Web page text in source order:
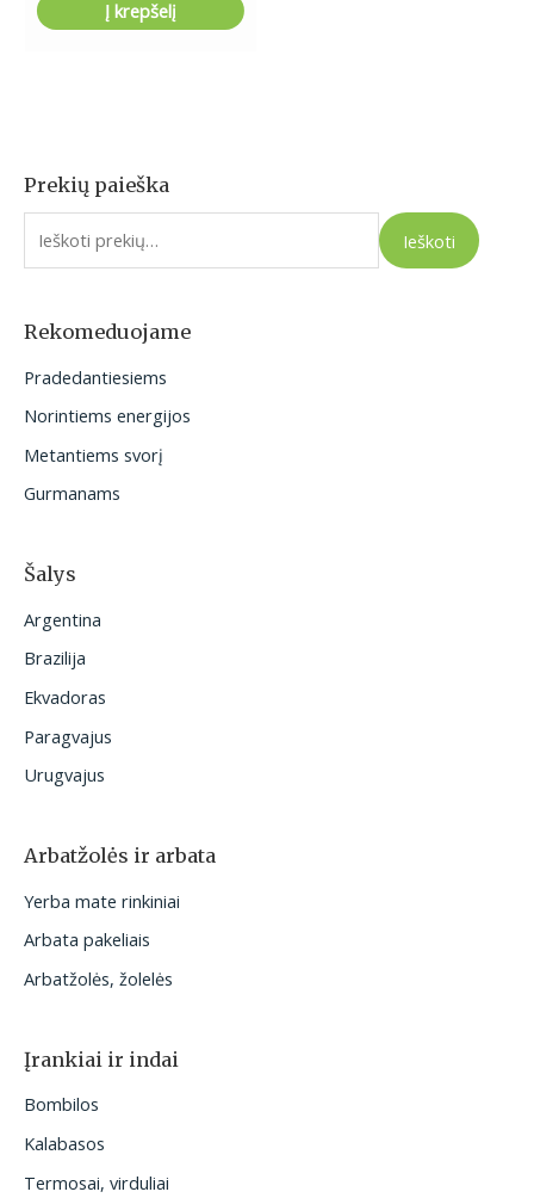
Prekių paieška
I
e
o
:
Ieškoti
Rekomeduojame
Pradedantiesiems
Norintiems energijos
Metantiems svorį
Gurmanams
Šalys
Argentina
Brazilija
Ekvadoras
Paragvajus
Urugvajus
Arbatžolės ir arbata
Yerba mate rinkiniai
Arbata pakeliais
Arbatžolės, žolelės
Įrankiai ir indai
Bombilos
Kalabasos
Termosai, virduliai
Į krepšelį